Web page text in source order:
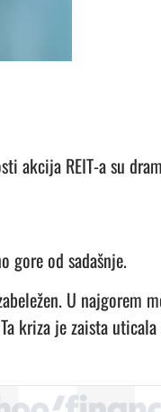
akcija REIT-a su
gore od sadašnje.
U najgorem
Ta kriza je zaista uticala